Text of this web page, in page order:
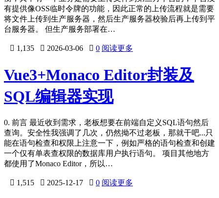
有提供像OSS临时令牌的功能，因此正常的上传流程就是需要
将文件上传到生产服务器，然后生产服务器校验后再上传到平
台服务器。 但生产服务部署在…
 1,135  2026-03-06  0 阅读更多
Vue3+Monaco Editor封装及
SQL编辑器实现
0. 前言 最近收到需求，老板想要在前端自定义SQL语句然后
查询。安全性我强调了几次，仍然拗不过老板，那就干吧...只
能在语句检查和权限上注意一下，例如严格的语句检查和创建
一个仅有单表查权限的数据库用户执行语句。 项目其他地方
都使用了Monaco Editor，所以…
 1,515  2025-12-17  0 阅读更多